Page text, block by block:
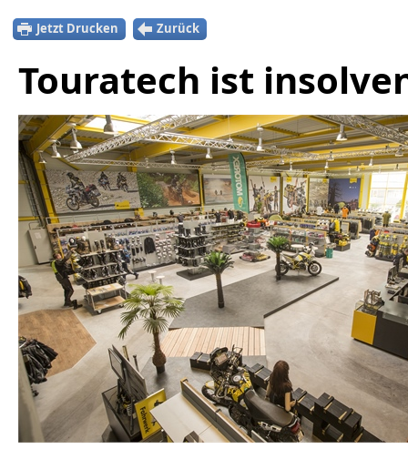
Jetzt Drucken Zurück
Touratech ist